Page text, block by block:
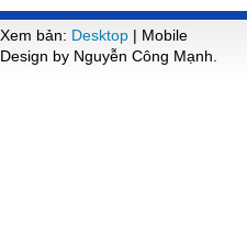
Xem bản: Desktop | Mobile
Design by Nguyễn Công Mạnh.